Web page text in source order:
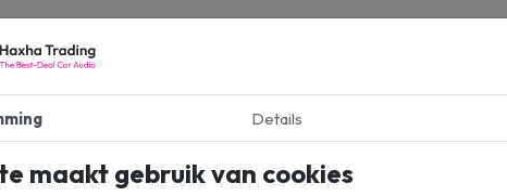
BassPro Tube 12 (RT) ZC
Subwoofers
Retourdeal
Details
maakt gebruik van cookies